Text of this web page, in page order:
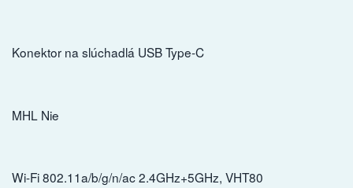
Konektor na slúchadlá USB Type-C
MHL Nie
Wi-Fi 802.11a/b/g/n/ac 2.4GHz+5GHz, VHT80